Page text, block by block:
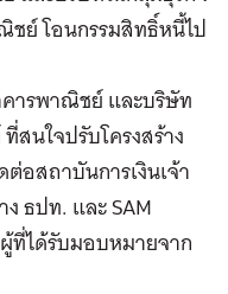
ชย์ โอนกรรมสิทธิ์หนี้ไป
ารพาณิชย์ และบริษัท
นใจปรับโครงสร้าง
อสถาบันการเงินเจ้า
ธปท. และ SAM
ที่ได้รับมอบหมายจาก